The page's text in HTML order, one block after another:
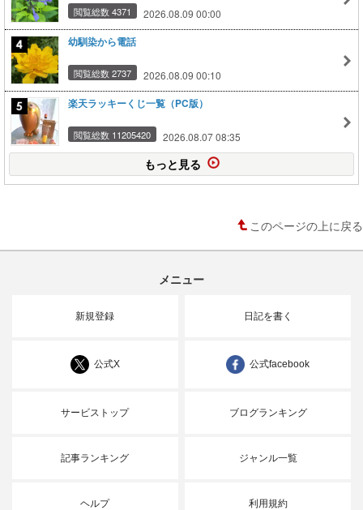
閲覧総数 4371 2026.08.09 00:00
幼馴染から電話
閲覧総数 2737 2026.08.09 00:10
楽天ラッキーくじ一覧（PC版）
閲覧総数 11205420 2026.08.07 08:35
もっと見る
このページの上に戻る
メニュー
新規登録 日記を書く
公式X 公式facebook
サービストップ ブログランキング
記事ランキング ジャンル一覧
ヘルプ 利用規約